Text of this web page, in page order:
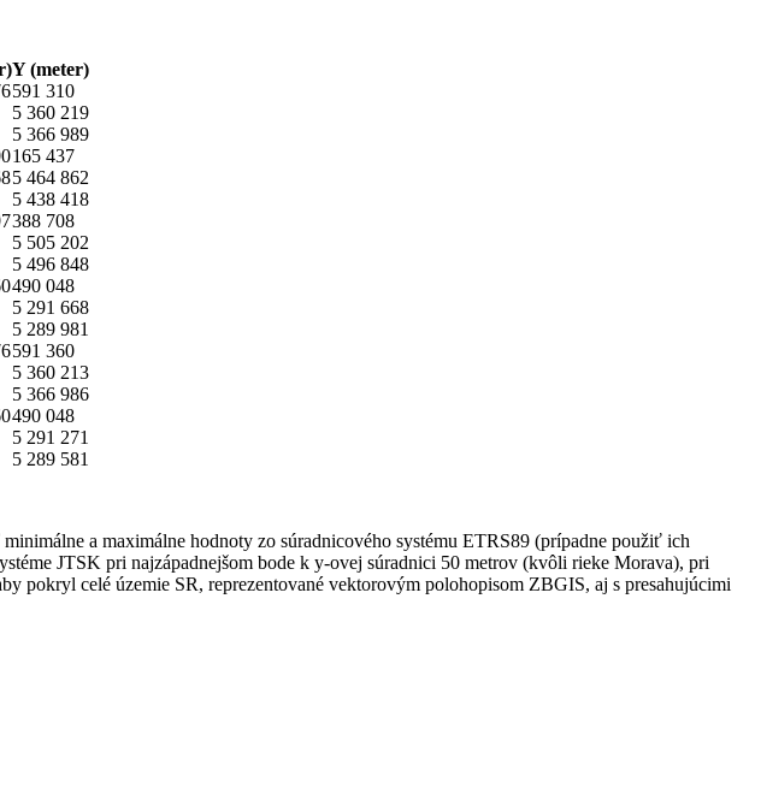
Y (meter)
591 310
5 360 219
5 366 989
165 437
5 464 862
5 438 418
388 708
5 505 202
5 496 848
490 048
5 291 668
5 289 981
591 360
5 360 213
5 366 986
490 048
5 291 271
5 289 581
a maximálne hodnoty zo súradnicového systému ETRS89 (prípadne použiť ich
JTSK pri najzápadnejšom bode k y-ovej súradnici 50 metrov (kvôli rieke Morava), pri
pokryl celé územie SR, reprezentované vektorovým polohopisom ZBGIS, aj s presahujúcimi